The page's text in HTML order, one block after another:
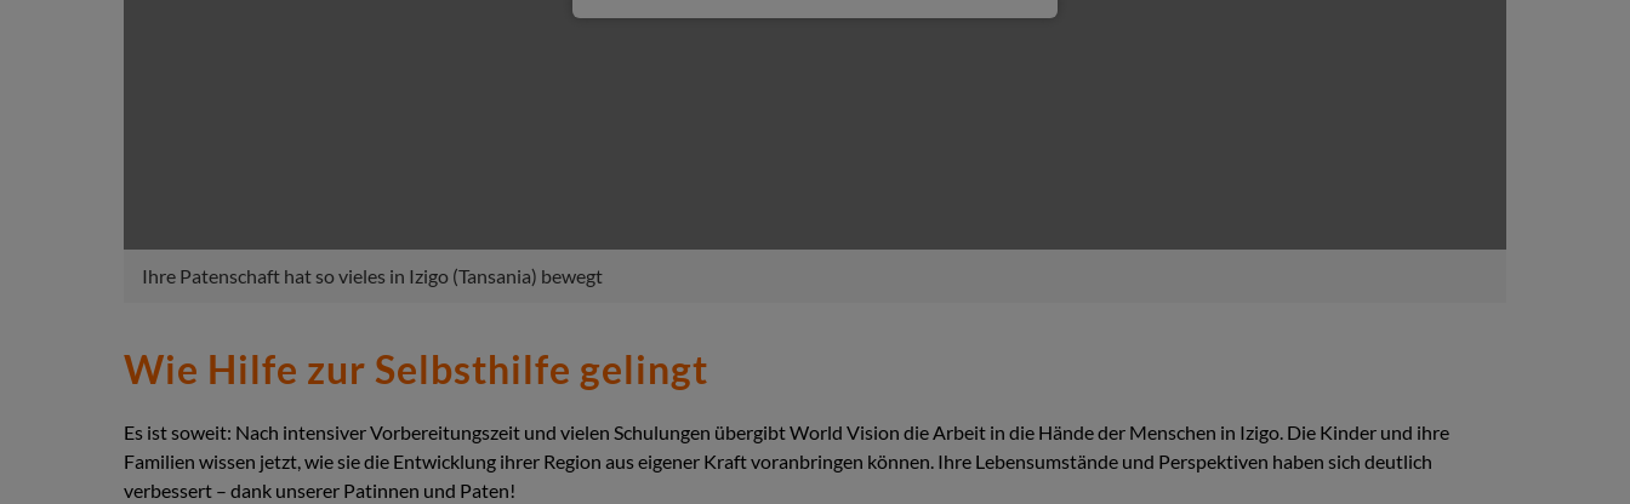
Ihre Patenschaft hat so vieles in Izigo (Tansania) bewegt
Wie Hilfe zur Selbsthilfe gelingt
Es ist soweit: Nach intensiver Vorbereitungszeit und vielen Schulungen übergibt World Vision die Arbeit in die Hände der Menschen in Izigo. Die Kinder und ihre
Familien wissen jetzt, wie sie die Entwicklung ihrer Region aus eigener Kraft voranbringen können. Ihre Lebensumstände und Perspektiven haben sich deutlich
verbessert – dank unserer Patinnen und Paten!